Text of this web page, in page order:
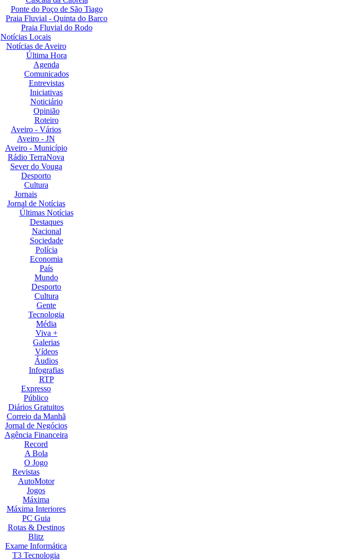
Ponte do Poço de São Tiago
Praia Fluvial - Quinta do Barco
Praia Fluvial do Rodo
Notícias Locais
Notícias de Aveiro
Última Hora
Agenda
Comunicados
Entrevistas
Iniciativas
Noticiário
Opinião
Roteiro
Aveiro - Vários
Aveiro - JN
Aveiro - Município
Rádio TerraNova
Sever do Vouga
Desporto
Cultura
Jornais
Jornal de Notícias
Últimas Notícias
Destaques
Nacional
Sociedade
Polícia
Economia
País
Mundo
Desporto
Cultura
Gente
Tecnologia
Média
Viva +
Galerias
Vídeos
Áudios
Infografias
RTP
Expresso
Público
Diários Gratuitos
Correio da Manhã
Jornal de Negócios
Agência Financeira
Record
A Bola
O Jogo
Revistas
AutoMotor
Jogos
Máxima
Máxima Interiores
PC Guia
Rotas & Destinos
Blitz
Exame Informática
T3 Tecnologia